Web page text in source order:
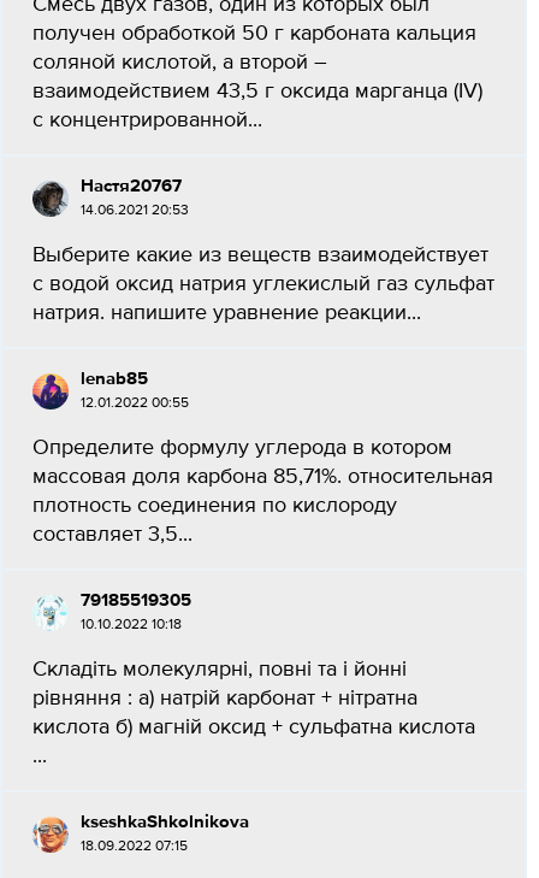
Смесь двух газов, один из которых был
получен обработкой 50 г карбоната кальция
соляной кислотой, а второй –
взаимодействием 43,5 г оксида марганца (IV)
с концентрированной...
Настя20767
14.06.2021 20:53
Выберите какие из веществ взаимодействует
с водой оксид натрия углекислый газ сульфат
натрия. напишите уравнение реакции​...
lenab85
12.01.2022 00:55
Определите формулу углерода в котором
массовая доля карбона 85,71%. относительная
плотность соединения по кислороду
составляет 3,5...
79185519305
10.10.2022 10:18
Складіть молекулярні, повні та і йонні
рівняння : а) натрій карбонат + нітратна
кислота б) магній оксид + сульфатна кислота ​
...
kseshkaShkolnikova
18.09.2022 07:15